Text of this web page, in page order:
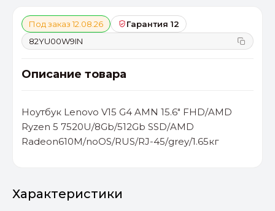
Под заказ 12.08.26
Гарантия 12
82YU00W9IN
Описание товара
Ноутбук Lenovo V15 G4 AMN 15.6" FHD/AMD
Ryzen 5 7520U/8Gb/512Gb SSD/AMD
Radeon610M/noOS/RUS/RJ-45/grey/1.65кг
Характеристики